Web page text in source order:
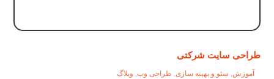
طراحی سایت شرکتی
آموزش, سئو و بهینه سازی, طراحی وب, وبلاگ